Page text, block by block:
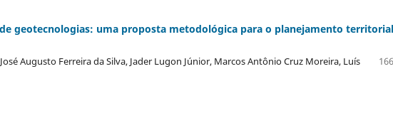
geotecnologias: uma proposta metodológica para o planejamento
Augusto Ferreira da Silva, Jader Lugon Júnior, Marcos Antônio Cruz Moreira, Luís